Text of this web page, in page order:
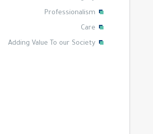
Professionalism
Care
Adding Value To our Society